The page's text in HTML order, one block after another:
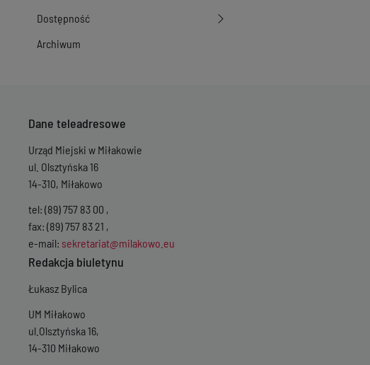
Dostępność
Archiwum
Dane teleadresowe
Urząd Miejski w Miłakowie
ul. Olsztyńska 16
14-310, Miłakowo
tel: (89) 757 83 00 ,
fax: (89) 757 83 21 ,
e-mail: sekretariat@milakowo.eu
Redakcja biuletynu
Łukasz Bylica
UM Miłakowo
ul.Olsztyńska 16,
14-310 Miłakowo